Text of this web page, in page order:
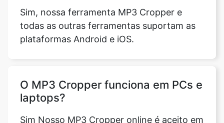
O MP3 Cropper funciona em PCs e
todas as plataformas. Você também pode
usar essa ferramenta gratuita no seu site a
partir do seu PC e laptop. Ele suporta